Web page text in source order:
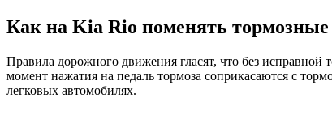
Как на Kia Rio поменять тормозные
Правила дорожного движения гласят, что без
момент нажатия на педаль тормоза соприкасаются с
легковых автомобилях.